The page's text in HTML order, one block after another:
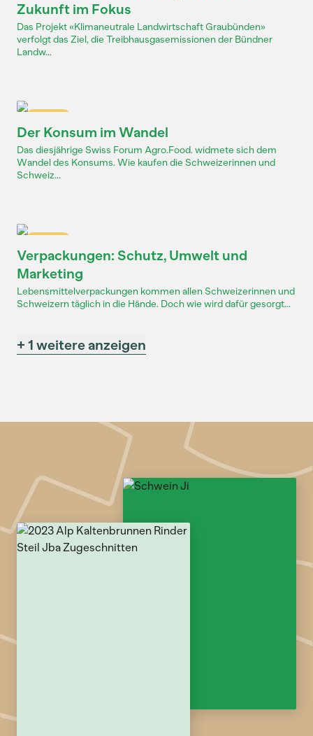
Zukunft im Fokus
Das Projekt «Klimaneutrale Landwirtschaft Graubünden»
verfolgt das Ziel, die Treibhausgasemissionen der Bündner
Landw...
Der Konsum im Wandel
Das diesjährige Swiss Forum Agro.Food. widmete sich dem
Wandel des Konsums. Wie kaufen die Schweizerinnen und
Schweiz...
Verpackungen: Schutz, Umwelt und
Marketing
Lebensmittelverpackungen kommen allen Schweizerinnen und
Schweizern täglich in die Hände. Doch wie wird dafür gesorgt...
+ 1 weitere anzeigen